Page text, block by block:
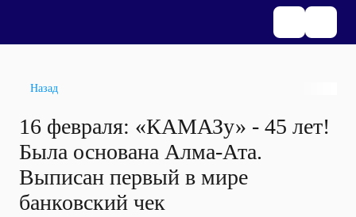
Назад
16 февраля: «КАМАЗу» - 45 лет!
Была основана Алма-Ата.
Выписан первый в мире
банковский чек